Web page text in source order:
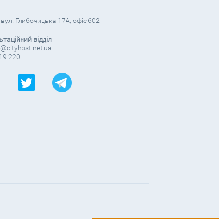
вул. Глибочицька 17А, офіс 602
відділ
220